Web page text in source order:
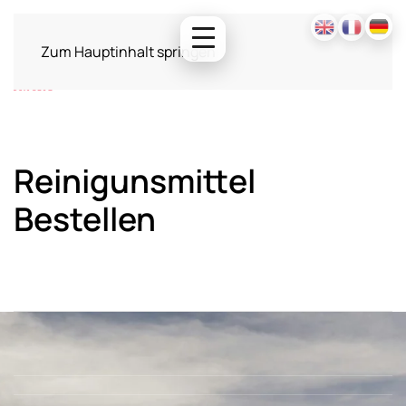
Zum Hauptinhalt springen
Reinigunsmittel
Bestellen